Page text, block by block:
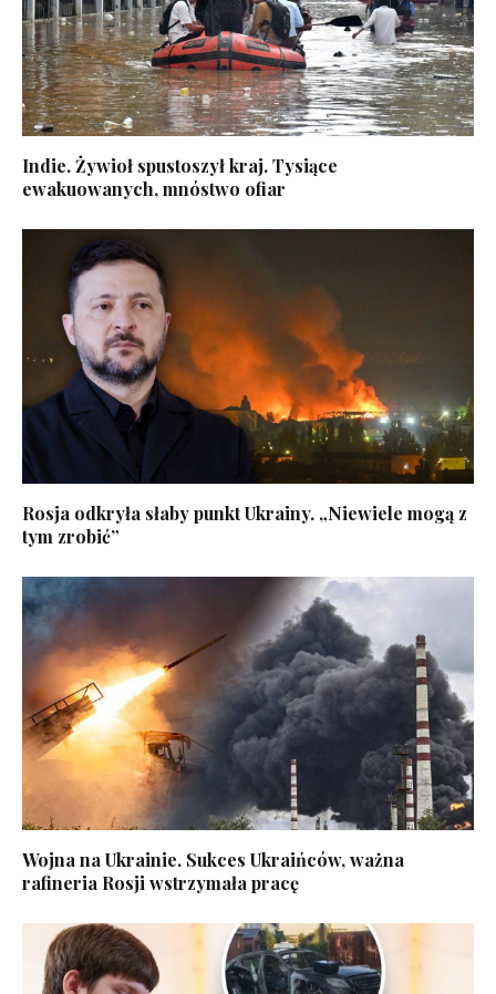
Indie. Żywioł spustoszył kraj. Tysiące
ewakuowanych, mnóstwo ofiar
Rosja odkryła słaby punkt Ukrainy. „Niewiele mogą z
tym zrobić”
Wojna na Ukrainie. Sukces Ukraińców, ważna
rafineria Rosji wstrzymała pracę